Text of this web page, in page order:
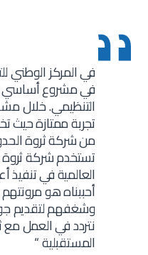
في المركز الوطني
في مشروع أساسي
التنظيمي. خلال
تجربة ممتازة حيث
من شركة ثروة الحدود
تستخدم شركة
العالمية في تنفيذ
أحببناه هو
وشغفهم لتقديم
نتردد في العمل
المستقبلية “